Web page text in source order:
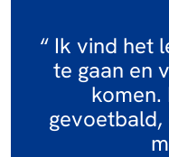
Ik vind het
te gaan en
komen.